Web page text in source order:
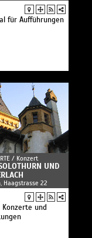
für Aufführungen
/ Konzert
UND
Haagstrasse 22
Konzerte und